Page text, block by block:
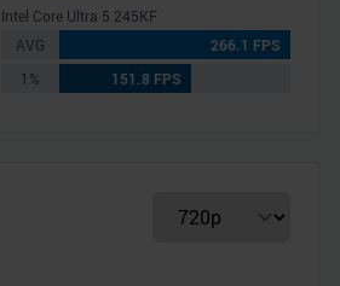
Intel Core Ultra 5 245KF
AVG
266.1 FPS
1%
151.8 FPS